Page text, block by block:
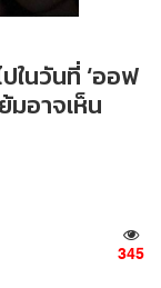
ในวันที่ ‘ออฟ
มอาจเห็น
345